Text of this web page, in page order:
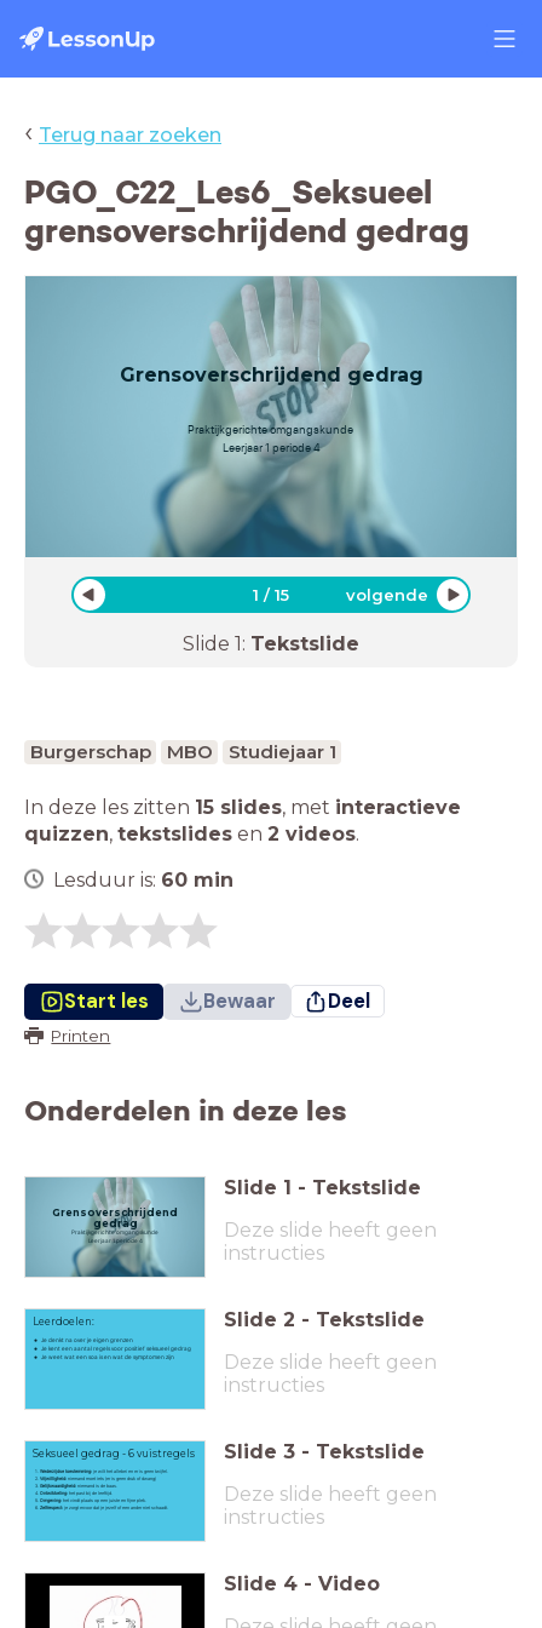
‹ Terug naar zoeken
PGO_C22_Les6_Seksueel
grensoverschrijdend gedrag
Grensoverschrijdend gedrag
Praktijkgerichte omgangskunde
Leerjaar 1 periode 4
1 /15 volgende
Slide 1: Tekstslide
Burgerschap MBO Studiejaar 1
In deze les zitten 15 slides, met interactieve
quizzen, tekstslides en 2 videos.
Lesduur is: 60 min
Start les Bewaar Deel
Printen
Onderdelen in deze les
Grensoverschrijdend
gedrag
Praktijkgerichte omgangskunde
Leerjaar 1 periode 4
Slide 1 - Tekstslide
Deze slide heeft geen
instructies
Leerdoelen:
Je denkt na over je eigen grenzen
Je kent een aantal regels voor positief seksueel gedrag
Je weet wat een soa is en wat de symptomen zijn
Slide 2 - Tekstslide
Deze slide heeft geen
instructies
Seksueel gedrag - 6 vuistregels
Wederzijdse toestemming:je wilt het allebei en er is geen twijfel.
Vrijwilligheid:niemand moet iets (er is geen druk of dwang)
Gelijkwaardigheid:niemand is de baas.
Ontwikkeling:het past bij de leeftijd.
Omgeving:het vindt plaats op een juiste en fijne plek.
Zelfrespect:je zorgt ervoor dat je jezelf of een ander niet schaadt.
Slide 3 - Tekstslide
Deze slide heeft geen
instructies
Slide 4 - Video